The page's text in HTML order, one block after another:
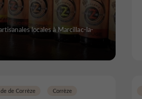
locales à Marcillac-la-
de Corrèze Corrèze